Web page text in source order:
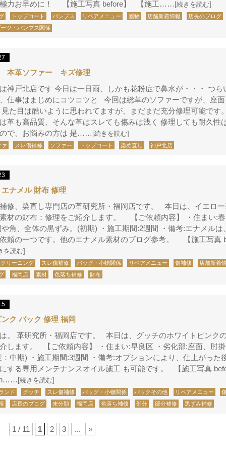
極力お早めに！ 【施工写真 before】 【施工…… [続きを読む]
トップコート パンプス リペアメニュー 履物 店舗新着情報
店長のブログ
ツ・パンプス関係
本革ソファー キズ修理
神戸北店です 今日は一日雨、しかも花粉症で鼻水が・・・ つら
仕事はまじめにコツコツと 今回は総革のソファーですが、座
た目は酷いように思われてますが、まだまだ充分修理可能です
革も高品質、そんな革はスレても傷みは浅く 修理しても耐久性
で、お悩みの方は 是…… [続きを読む]
ァ スレ傷補修 ソファー トップコート 染め直し 神戸北店
ナメル 財布 修理
修、染直し専門店の革研究所・福岡店です。 本日は、イエロ
材の財布：修理をご紹介します。 【ご依頼内容】 ・住まい:
角、全体の黒ずみ。(初期) ・施工期間:2週間 ・備考:エナメルは
頼の一つです。他のエナメル素材のブログ参考。 【施工写真
を読む]
クリーニング スレ傷補修 バッグ・小物関係 リペアメニュー 傷補修
店舗新着
福岡店 素材 色落ち補修 財布
ク バック 修理 福岡
。 革研究所・福岡店です。 本日は、グッチのホワイトピンク
します。 【ご依頼内容】 ・住まい:早良区 ・劣化部:座面、肘
：中期) ・施工期間:3週間 ・備考:オプションにより、仕上がった
する専用メンテナンスオイル施工 も可能です。 【施工写真
[続きを読む]
ンド グッチ スレ傷補修 バッグ・小物関係 バックその他 リペアメニュー
店長のブログ 未分類 福岡店 色落ち補修 部分 部分補修 黒ずみ補修
1 / 11 1 2 3 ... »